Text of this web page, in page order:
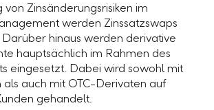
von Zinsänderungsrisiken im
werden Zinssatzswaps
hinaus werden derivative
hauptsächlich im Rahmen des
eingesetzt. Dabei wird sowohl mit
als auch mit OTC-Derivaten auf
gehandelt.